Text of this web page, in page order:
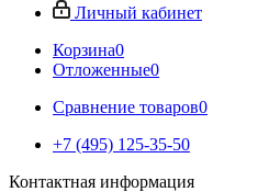
Личный кабинет
Корзина0
Отложенные0
Сравнение товаров0
+7 (495) 125-35-50
Контактная информация